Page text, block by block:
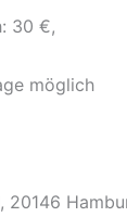
30 €,
möglich
20146